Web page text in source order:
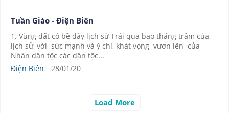
Tuần Giáo - Điện Biên
1. Vùng đất có bề dày lịch sử Trải qua bao thăng trầm của
lịch sử, với sức mạnh và ý chí, khát vọng vươn lên của
Nhân dân tộc các dân tộc...
Điện Biên
28/01/20
Load More